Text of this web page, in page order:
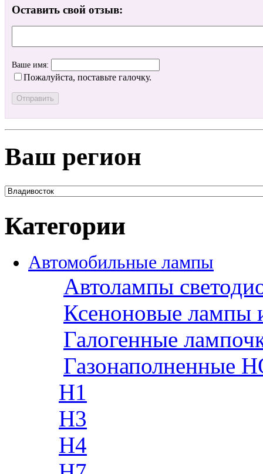
Оставить свой отзыв:
Ваше имя:
Пожалуйста, поставьте галочку.
Ваш регион
Категории
Автомобильные лампы
Автолампы
Ксеноновые лампы
Галогенные
Газонаполненные
H1
H3
H4